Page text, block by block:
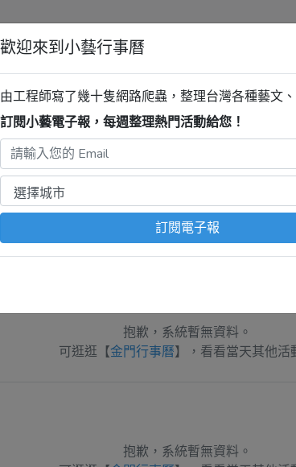
清單
式自動抓取，沒有算到
抱歉，系統暫無資料。
可逛逛【金門行事曆】，看看當天其他活
抱歉，系統暫無資料。
歡迎來到小藝行事曆
由工程師寫了幾十隻網路爬蟲，整理台灣各種藝文、
訂閱小藝電子報，每週整理熱門活動給您！
訂閱電子報